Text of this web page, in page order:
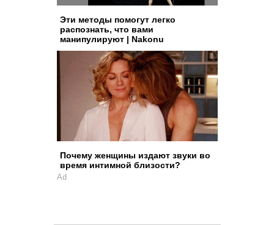
Эти методы помогут легко
распознать, что вами
манипулируют | Nakonu
Почему женщины издают звуки во
время интимной близости?
Ad